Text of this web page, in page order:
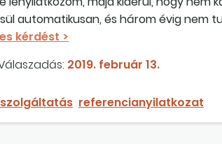
automatikusan, és három évig nem
kockázata nem lehet egy
2019. február 13.
referencianyilatkozat